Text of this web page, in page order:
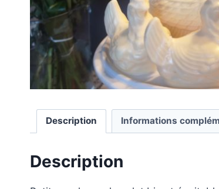
Description Informations
Description